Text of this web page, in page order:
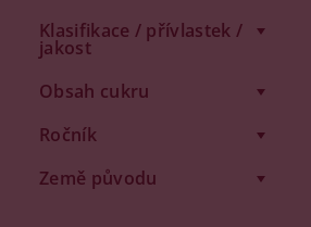
Klasifikace / přívlastek /
jakost
Obsah cukru
Ročník
Země původu